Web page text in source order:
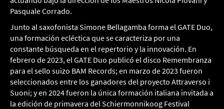
Pasquale Corrado.
Junto al saxofonista Simone Bellagamba forma el GATE Duo,
una formación ecléctica que se caracteriza por una
constante búsqueda en el repertorio y la innovación. En
febrero de 2023, el GATE Duo publicó el disco Remembranza
para el sello suizo BAM Records; en marzo de 2023 fueron
seleccionados entre los ganadores del proyecto Attraverso i
Suoni; y en 2024 fueron la única formación italiana invitada a
la edición de primavera del Schiermonnikoog Festival